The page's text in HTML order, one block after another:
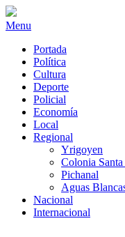
Menu
Portada
Política
Cultura
Deporte
Policial
Economía
Local
Regional
Yrigoyen
Colonia Santa
Pichanal
Aguas
Nacional
Internacional